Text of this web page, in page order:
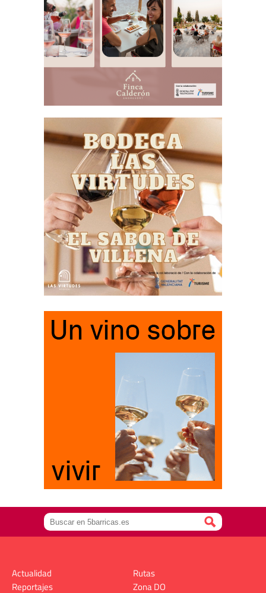
Actualidad
Reportajes
Rutas
Zona DO